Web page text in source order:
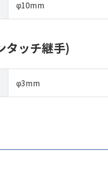
φ10mm
タッチ継手)
φ3mm